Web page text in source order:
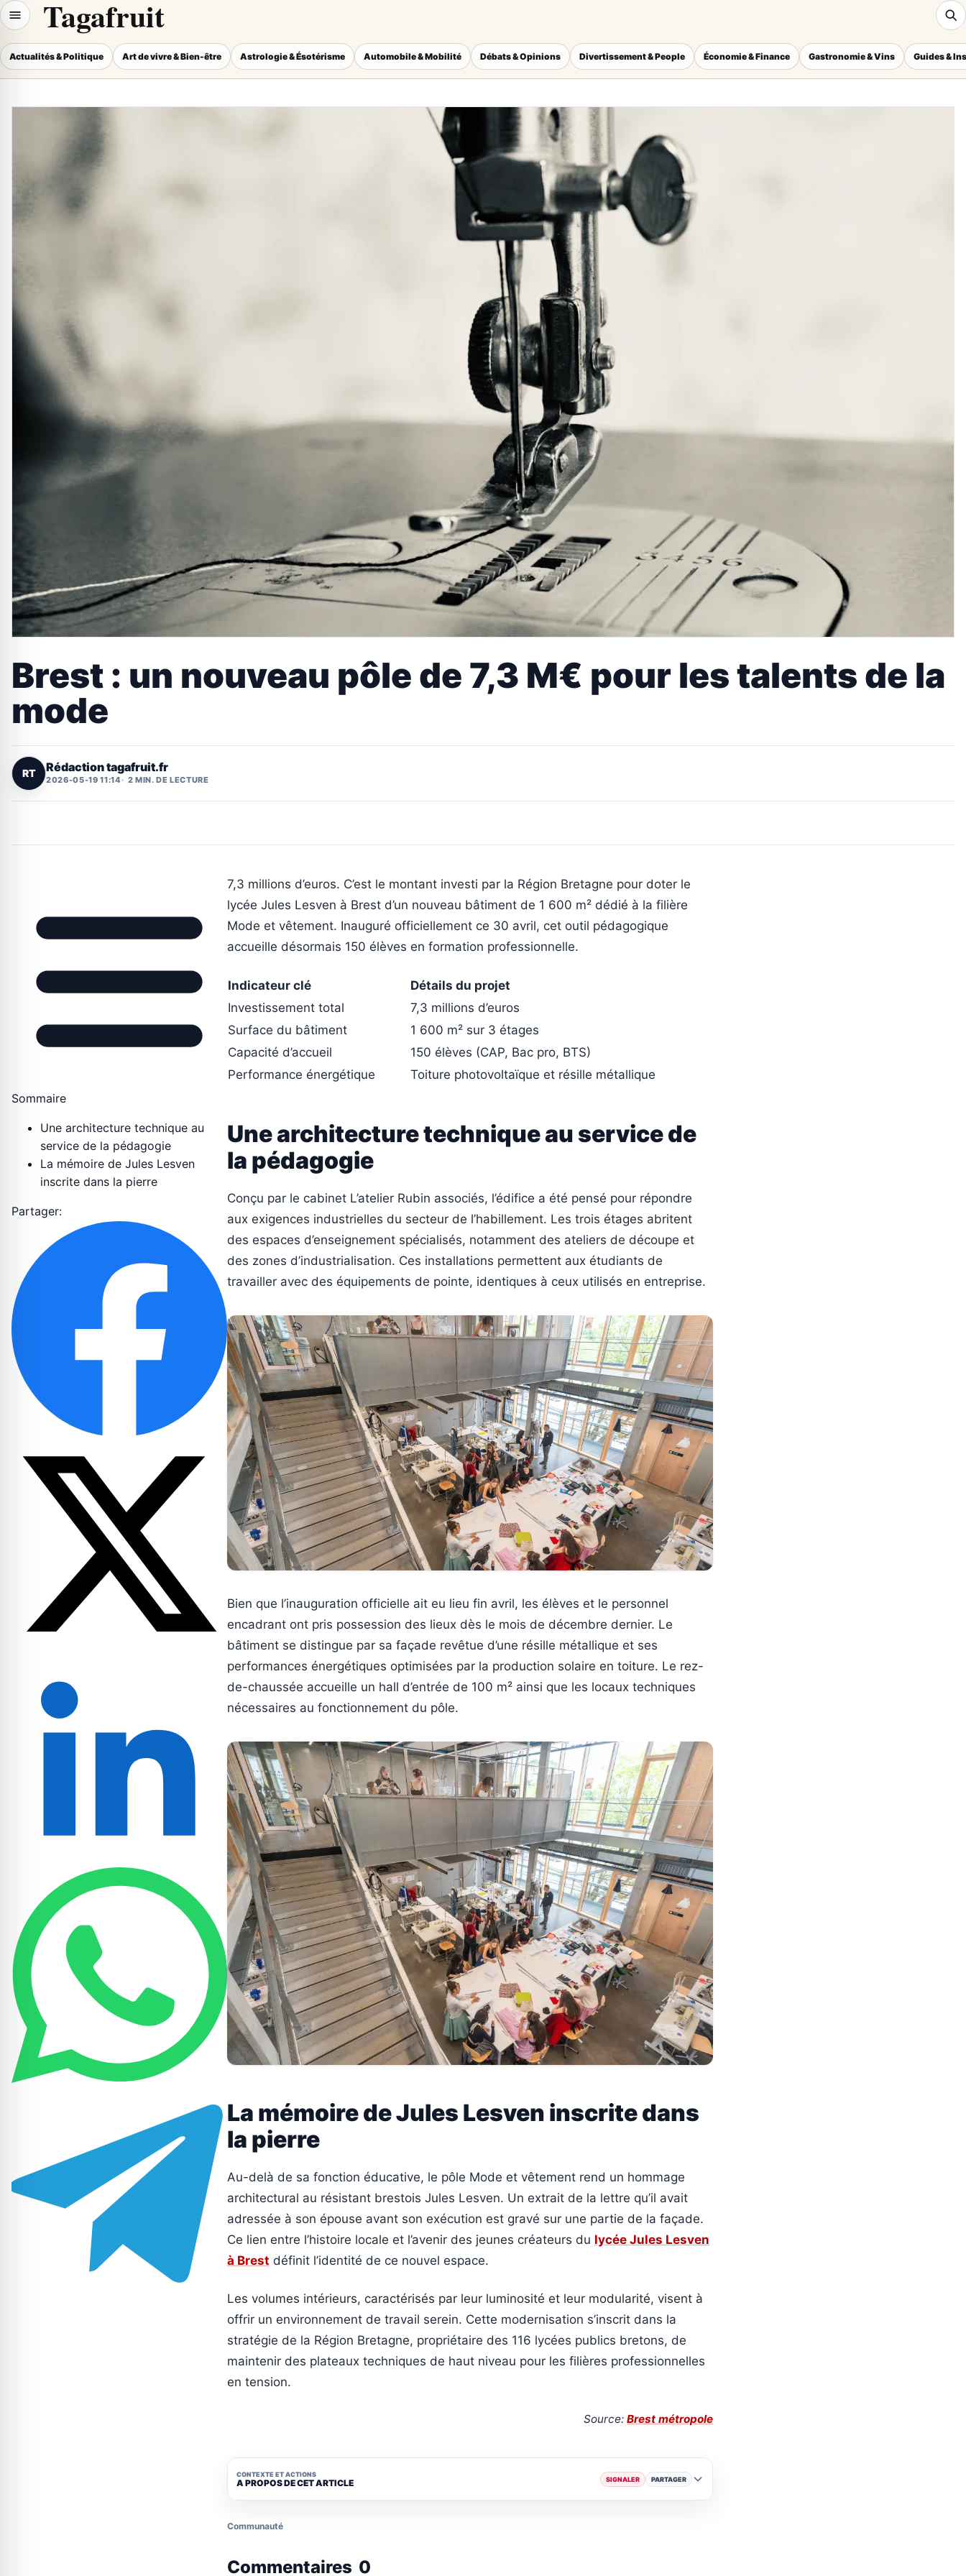
Tagafruit
Actualités & Politique Art de vivre & Bien-être Astrologie & Ésotérisme Automobile & Mobilité Débats & Opinions Divertissement & People Économie & Finance Gastronomie & Vins Guides &
Brest : un nouveau pôle de 7,3 M€ pour les talents de la
mode
RT Rédaction tagafruit.fr
2026-05-19 11:14 2 MIN. DE LECTURE
Sommaire
Une architecture technique au
service de la pédagogie
La mémoire de Jules Lesven
inscrite dans la pierre
Partager:
7,3 millions d’euros. C’est le montant investi par la Région Bretagne pour doter le
lycée Jules Lesven à Brest d’un nouveau bâtiment de 1 600 m² dédié à la filière
Mode et vêtement. Inauguré officiellement ce 30 avril, cet outil pédagogique
accueille désormais 150 élèves en formation professionnelle.
Indicateur clé
Détails du projet
Investissement total
7,3 millions d’euros
Surface du bâtiment
1 600 m² sur 3 étages
Capacité d’accueil
150 élèves (CAP, Bac pro, BTS)
Performance énergétique
Toiture photovoltaïque et résille métallique
Une architecture technique au service de
la pédagogie
Conçu par le cabinet L’atelier Rubin associés, l’édifice a été pensé pour répondre
aux exigences industrielles du secteur de l’habillement. Les trois étages abritent
des espaces d’enseignement spécialisés, notamment des ateliers de découpe et
des zones d’industrialisation. Ces installations permettent aux étudiants de
travailler avec des équipements de pointe, identiques à ceux utilisés en entreprise.
Bien que l’inauguration officielle ait eu lieu fin avril, les élèves et le personnel
encadrant ont pris possession des lieux dès le mois de décembre dernier. Le
bâtiment se distingue par sa façade revêtue d’une résille métallique et ses
performances énergétiques optimisées par la production solaire en toiture. Le rez-
de-chaussée accueille un hall d’entrée de 100 m² ainsi que les locaux techniques
nécessaires au fonctionnement du pôle.
La mémoire de Jules Lesven inscrite dans
la pierre
Au-delà de sa fonction éducative, le pôle Mode et vêtement rend un hommage
architectural au résistant brestois Jules Lesven. Un extrait de la lettre qu’il avait
adressée à son épouse avant son exécution est gravé sur une partie de la façade.
Ce lien entre l’histoire locale et l’avenir des jeunes créateurs du lycée Jules Lesven
à Brest définit l’identité de ce nouvel espace.
Les volumes intérieurs, caractérisés par leur luminosité et leur modularité, visent à
offrir un environnement de travail serein. Cette modernisation s’inscrit dans la
stratégie de la Région Bretagne, propriétaire des 116 lycées publics bretons, de
maintenir des plateaux techniques de haut niveau pour les filières professionnelles
en tension.
Source: Brest métropole
CONTEXTE ET ACTIONS
A PROPOS DE CET ARTICLE SIGNALER PARTAGER
Communauté
Commentaires 0